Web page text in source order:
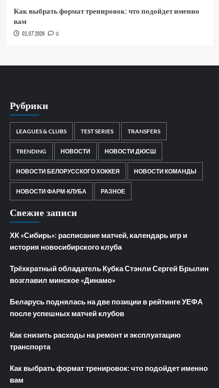
Как выбрать формат тренировок: что подойдет именно
вам
01.07.2026 0
Рубрики
LEAGUES & CLUBS TEST SERIES TRANSFERS
TRENDING НОВОСТИ НОВОСТИ ДЮСШ
НОВОСТИ БЕЛОРУССКОГО ХОККЕЯ НОВОСТИ КОМАНДЫ
НОВОСТИ ФАРМ-КЛУБА РАЗНОЕ
Свежие записи
ХК «Сибирь»: расписание матчей, календарь игр и
история новосибирского клуба
Трёхкратный обладатель Кубка Стэнли Сергей Брылин
возглавил минское «Динамо»
Беларусь поднялась на две позиции в рейтинге УЕФА
после успешных матчей клубов
Как снизить расходы на ремонт и эксплуатацию
транспорта
Как выбрать формат тренировок: что подойдет именно
вам